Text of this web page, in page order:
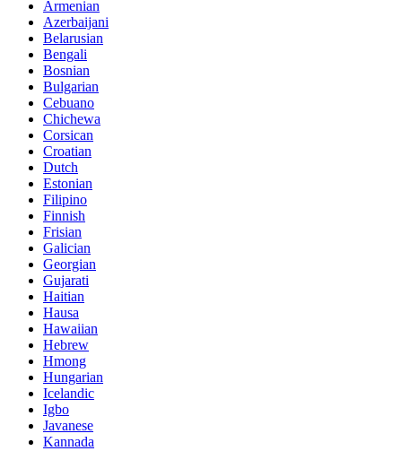
Armenian
Azerbaijani
Belarusian
Bengali
Bosnian
Bulgarian
Cebuano
Chichewa
Corsican
Croatian
Dutch
Estonian
Filipino
Finnish
Frisian
Galician
Georgian
Gujarati
Haitian
Hausa
Hawaiian
Hebrew
Hmong
Hungarian
Icelandic
Igbo
Javanese
Kannada